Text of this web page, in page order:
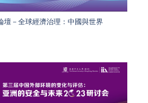
壇－全球經濟治理：中國與世界